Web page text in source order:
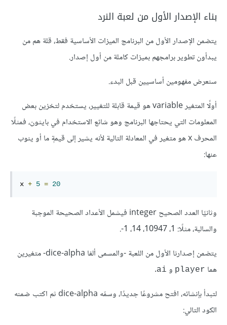
بناء الإصدار الأول من لعبة النرد
يتضمن الإصدار الأول من البرنامج الميزات الأساسية فقط، قلة هم من
يبدأون تطوير برامجهم بميزات كاملة من أول إصدار.
سنعرض مفهومين أساسيين قبل البدء.
أولًا المتغير variable هو قيمة قابلة للتغيير، يستخدم لتخزين بعض
المعلومات التي يحتاجها البرنامج وهو شائع الاستخدام في بايثون، فمثلًا
المحرف x هو متغير في المعادلة التالية لأنه يشير إلى قيمةٍ ما أو ينوب
عنها:
x + 5 = 20
وثانيًا العدد الصحيح integer فيشمل الأعداد الصحيحة الموجبة
والسالبة، مثلًا: 1، ‎-1 ،14 ،10947.
يتضمن إصدارنا الأول من اللعبة -والمسمى ألفا dice-alpha- متغيرين
هما player و ai
.
لتبدأ بإنشائه، افتح مشروعًا جديدًا، وسمّه dice-alpha ثم اكتب ضمنه
الكود التالي: